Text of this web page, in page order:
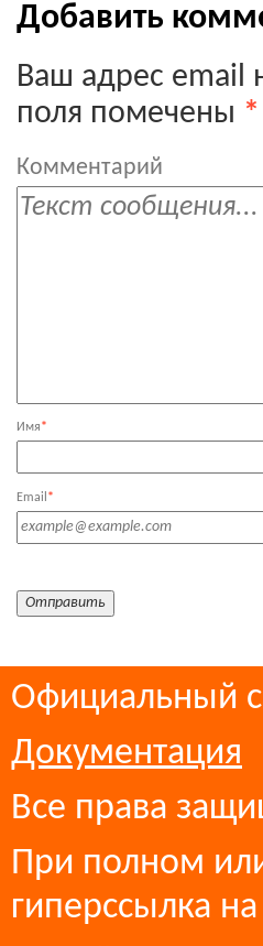
Добавить
Ваш адрес email
поля помечены *
Комментарий
Имя*
Email *
Официальный
Документация
Все права
При полном
гиперссылка